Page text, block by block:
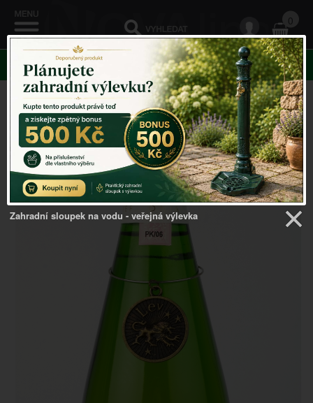
0
KATEGORIE
Venkovský domov ->Stojan na víno->Kovový amulet
znamení Lev 24.7 - 22.8
Zahradní sloupek na vodu - veřejná výlevka